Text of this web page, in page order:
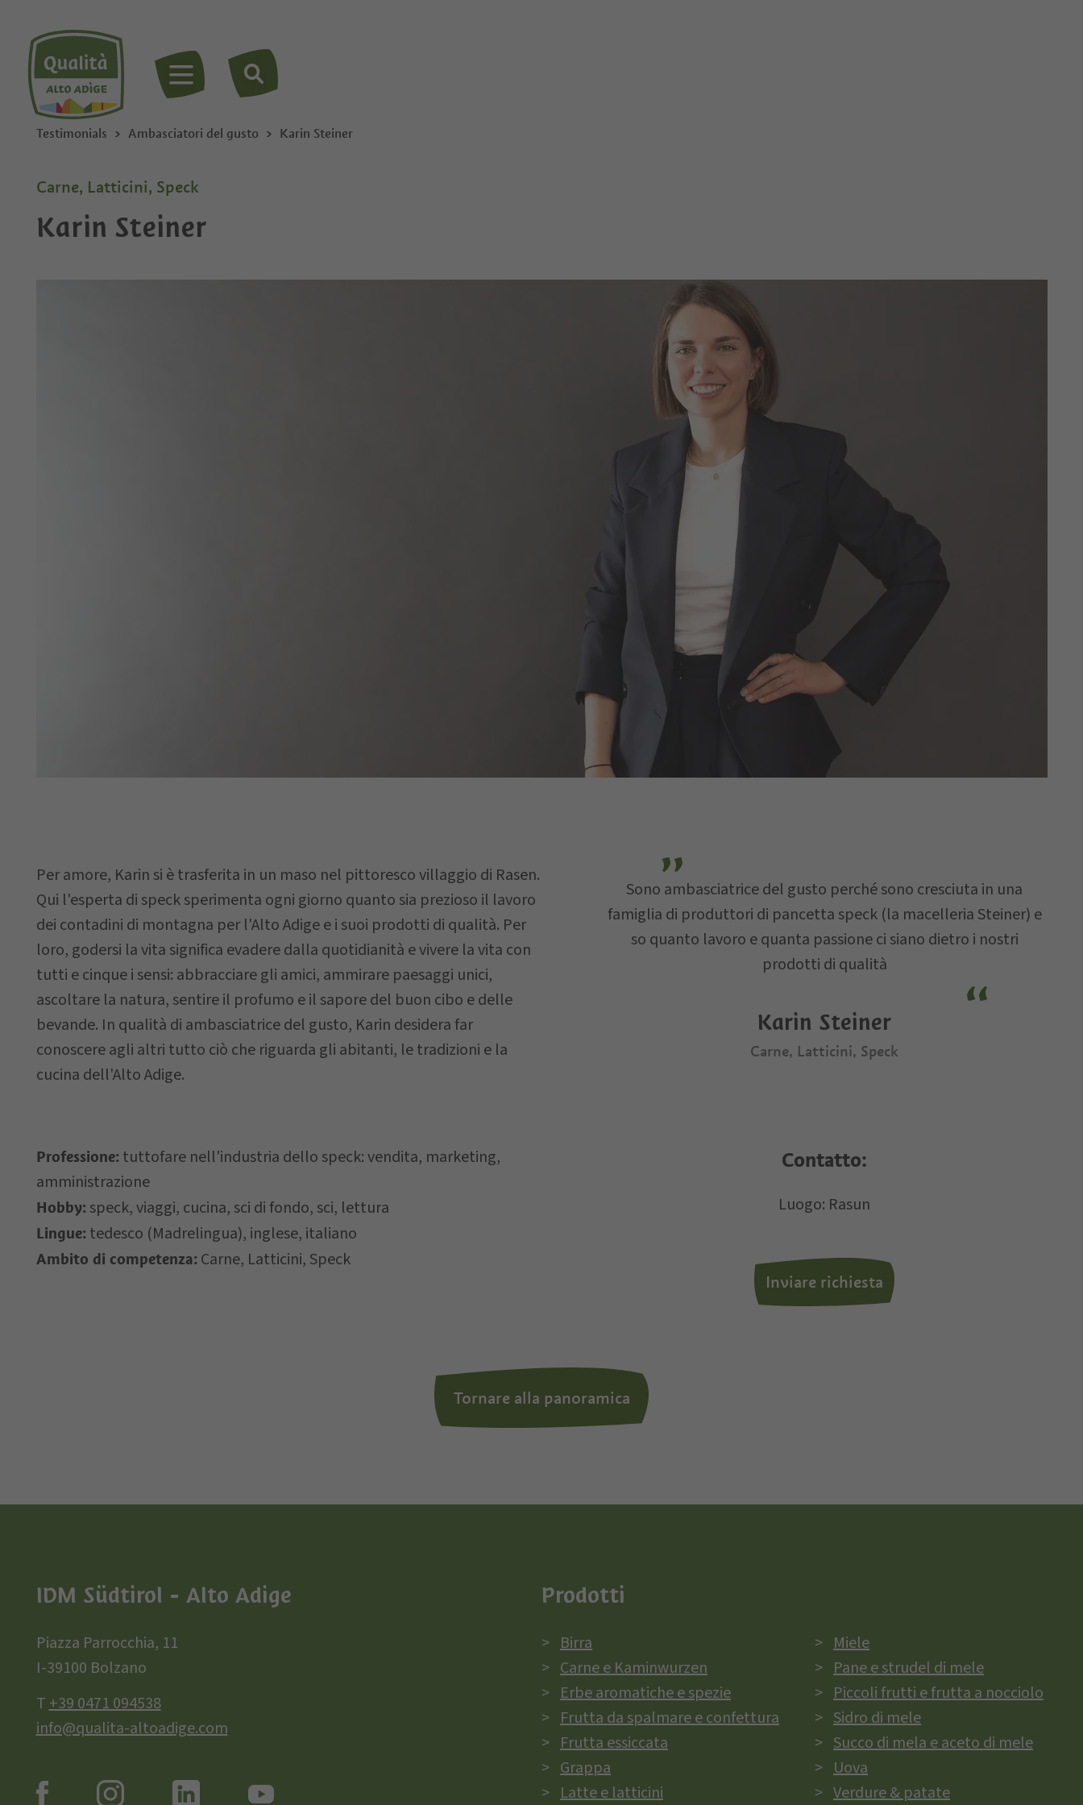
MENU
Testimonials Ambasciatori del gusto Karin Steiner
Carne, Latticini, Speck
Karin Steiner
Per amore, Karin si è trasferita in un maso nel pittoresco villaggio di Rasen.
Qui l'esperta di speck sperimenta ogni giorno quanto sia prezioso il lavoro
dei contadini di montagna per l'Alto Adige e i suoi prodotti di qualità. Per
loro, godersi la vita significa evadere dalla quotidianità e vivere la vita con
tutti e cinque i sensi: abbracciare gli amici, ammirare paesaggi unici,
ascoltare la natura, sentire il profumo e il sapore del buon cibo e delle
bevande. In qualità di ambasciatrice del gusto, Karin desidera far
conoscere agli altri tutto ciò che riguarda gli abitanti, le tradizioni e la
cucina dell'Alto Adige.
Sono ambasciatrice del gusto perché sono cresciuta in una
famiglia di produttori di pancetta speck (la macelleria Steiner) e
so quanto lavoro e quanta passione ci siano dietro i nostri
prodotti di qualità
Karin Steiner
Carne, Latticini, Speck
Professione:tuttofare nell'industria dello speck: vendita, marketing,
amministrazione
Hobby:speck, viaggi, cucina, sci di fondo, sci, lettura
Lingue:tedesco (Madrelingua), inglese, italiano
Ambito di competenza:Carne, Latticini, Speck
Contatto:
Luogo: Rasun
Inviare richiesta
Tornare alla panoramica
Cognome
Comune
E-mail
richiesta
Il vostro messaggio…
*= campi obbligatori
IDM Südtirol - Alto Adige
Piazza Parrocchia, 11
I-39100 Bolzano
T+39 0471 094538
info@qualita-altoadige.com
Prodotti
Birra
Carne e Kaminwurzen
Erbe aromatiche e spezie
Frutta da spalmare e confettura
Frutta essiccata
Grappa
Latte e latticini
Miele
Pane e strudel di mele
Piccoli frutti e frutta a nocciolo
Sidro di mele
Succo di mela e aceto di mele
Uova
Verdure & patate